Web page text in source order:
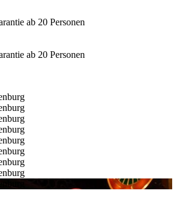
ab 20 Personen
ab 20 Personen